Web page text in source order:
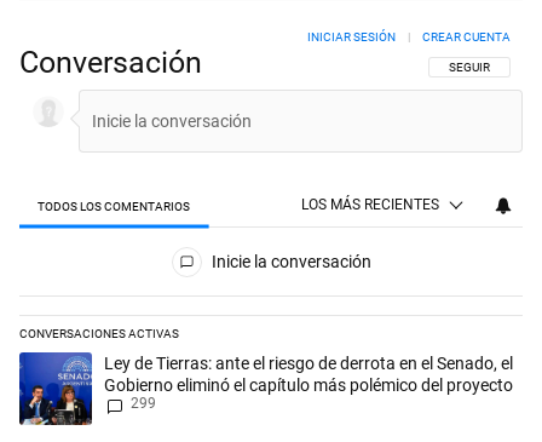
Conversación SIGA ESTA
SEGUIR
INICIAR SESIÓN CREAR CUENTA
TODOS LOS COMENTARIOS LOS MÁS RECIENTES
Todos los comentarios
Inicie la conversación
CONVERSACIONES ACTIVAS
Este listado muestra los artículos con más comentarios en los
Un artículo de tendencia con el título "Ley de Tierras: ante el riesgo
Ley de Tierras: ante el riesgo de derrota en el Senado, el
Gobierno eliminó el capítulo más polémico del proyecto
299